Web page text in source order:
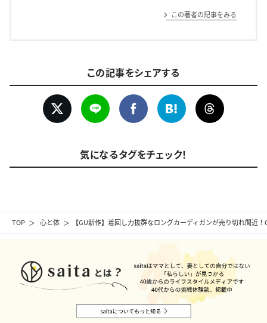
TOP 心と体 【GU新作】着回し力抜群なロングカーディガンが売り切れ間近
この著者の記事をみる
この記事をシェアする
気になるタグをチェック！